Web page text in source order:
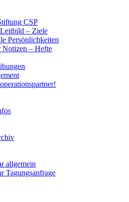
CSP
– Ziele
Persönlichkeiten
– Hefte
allgemein
Tagungsanfrage